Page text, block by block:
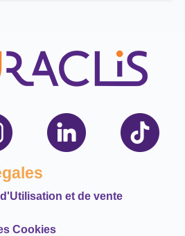
et de vente
Cookies